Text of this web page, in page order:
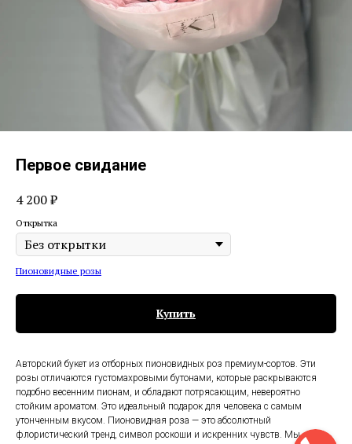
Первое свидание
4 200₽
Открытка
Пионовидные розы
Купить
Авторский букет из отборных пионовидных роз премиум-сортов. Эти
розы отличаются густомахровыми бутонами, которые раскрываются
подобно весенним пионам, и обладают потрясающим, невероятно
стойким ароматом. Это идеальный подарок для человека с самым
утонченным вкусом. Пионовидная роза — это абсолютный
флористический тренд, символ роскоши и искренних чувств. Мы